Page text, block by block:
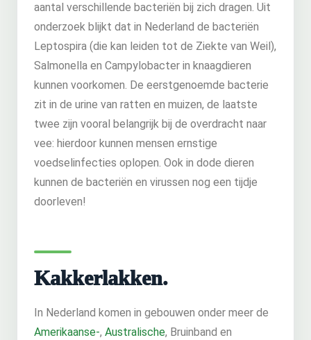
aantal verschillende bacteriën bij zich dragen. Uit
onderzoek blijkt dat in Nederland de bacteriën
Leptospira (die kan leiden tot de Ziekte van Weil),
Salmonella en Campylobacter in knaagdieren
kunnen voorkomen. De eerstgenoemde bacterie
zit in de urine van ratten en muizen, de laatste
twee zijn vooral belangrijk bij de overdracht naar
vee: hierdoor kunnen mensen ernstige
voedselinfecties oplopen. Ook in dode dieren
kunnen de bacteriën en virussen nog een tijdje
doorleven!
Kakkerlakken.
In Nederland komen in gebouwen onder meer de
Amerikaanse-, Australische, Bruinband en